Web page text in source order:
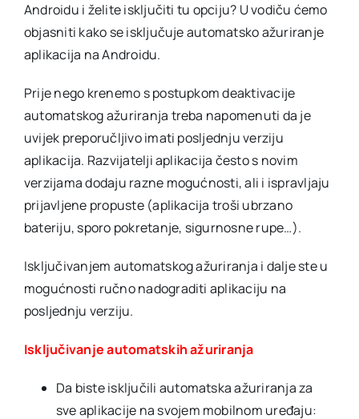
Androidu i želite isključiti tu opciju? U vodiču ćemo
objasniti kako se isključuje automatsko ažuriranje
aplikacija na Androidu.
Prije nego krenemo s postupkom deaktivacije
automatskog ažuriranja treba napomenuti da je
uvijek preporučljivo imati posljednju verziju
aplikacija. Razvijatelji aplikacija često s novim
verzijama dodaju razne mogućnosti, ali i ispravljaju
prijavljene propuste (aplikacija troši ubrzano
bateriju, sporo pokretanje, sigurnosne rupe…).
Isključivanjem automatskog ažuriranja i dalje ste u
mogućnosti ručno nadograditi aplikaciju na
posljednju verziju.
Isključivanje automatskih ažuriranja
Da biste isključili automatska ažuriranja za
sve aplikacije na svojem mobilnom uređaju: